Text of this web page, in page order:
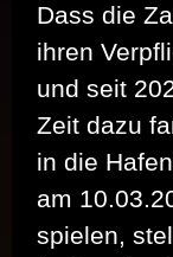
Dass die
ihren
und seit
Zeit dazu
in die
am
spielen,